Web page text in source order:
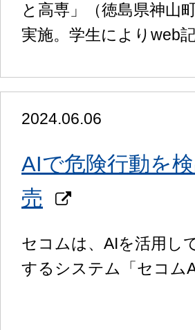
と高専」（徳島県神山
実施。学生によりweb
2024.06.06
AIで危険行動を
売
セコムは、AIを活用し
するシステム「セコム